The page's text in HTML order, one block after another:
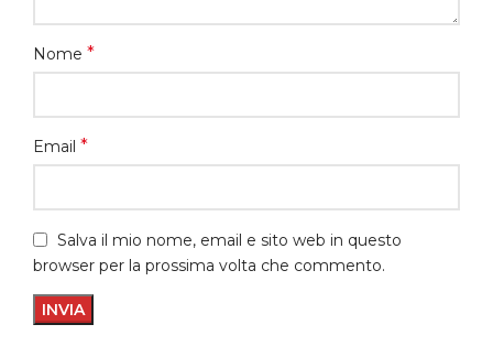
Nome *
Email *
Salva il mio nome, email e sito web in questo
browser per la prossima volta che commento.